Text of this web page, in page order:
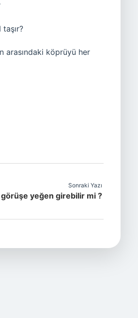
arasındaki köprüyü her
Sonraki Yazı
görüşe yeğen girebilir mi ?